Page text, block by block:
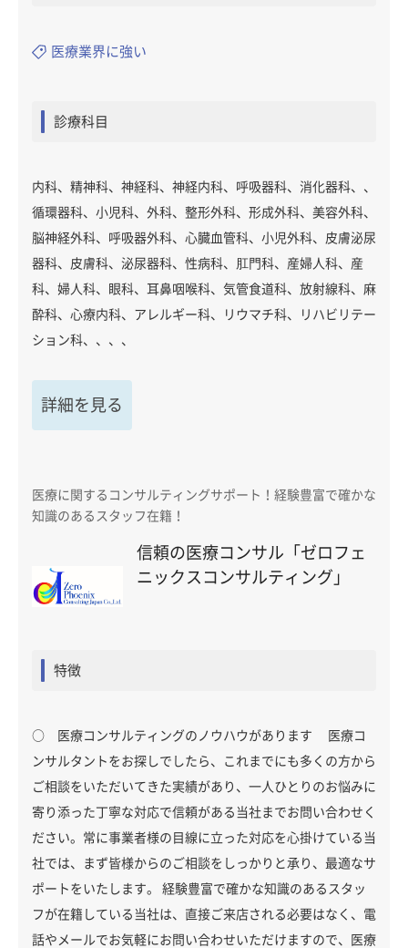
医療業界に強い
診療科目
内科、精神科、神経科、神経内科、呼吸器科、消化器科、、
循環器科、小児科、外科、整形外科、形成外科、美容外科、
脳神経外科、呼吸器外科、心臓血管科、小児外科、皮膚泌尿
器科、皮膚科、泌尿器科、性病科、肛門科、産婦人科、産
科、婦人科、眼科、耳鼻咽喉科、気管食道科、放射線科、麻
酔科、心療内科、アレルギー科、リウマチ科、リハビリテー
ション科、、、、
詳細を見る
医療に関するコンサルティングサポート！経験豊富で確かな
知識のあるスタッフ在籍！
信頼の医療コンサル「ゼロフェ
ニックスコンサルティング」
特徴
○ 医療コンサルティングのノウハウがあります 医療コ
ンサルタントをお探しでしたら、これまでにも多くの方から
ご相談をいただいてきた実績があり、一人ひとりのお悩みに
寄り添った丁寧な対応で信頼がある当社までお問い合わせく
ださい。常に事業者様の目線に立った対応を心掛けている当
社では、まず皆様からのご相談をしっかりと承り、最適なサ
ポートをいたします。 経験豊富で確かな知識のあるスタッ
フが在籍している当社は、直接ご来店される必要はなく、電
話やメールでお気軽にお問い合わせいただけますので、医療